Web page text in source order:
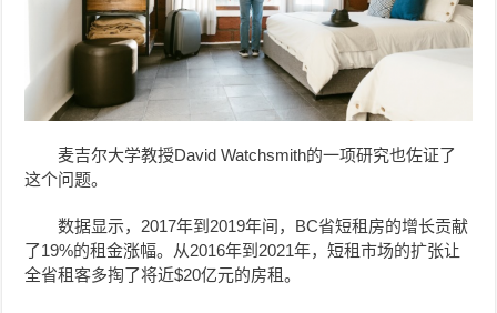
麦吉尔大学教授David Watchsmith的一项研究也佐证了
这个问题。
数据显示，2017年到2019年间，BC省短租房的增长贡献
了19%的租金涨幅。从2016年到2021年，短租市场的扩张让
全省租客多掏了将近$20亿元的房租。